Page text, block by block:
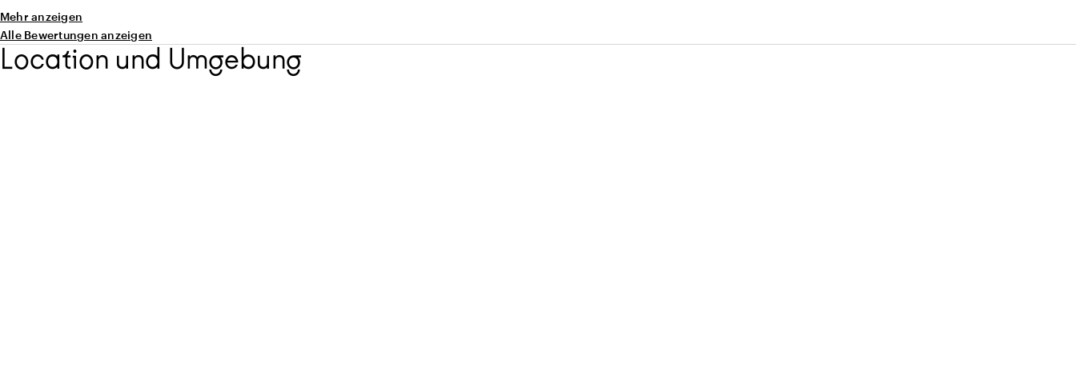
Mehr anzeigen
Alle Bewertungen anzeigen
Location und Umgebung